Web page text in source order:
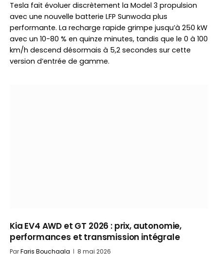
Tesla fait évoluer discrètement la Model 3 propulsion
avec une nouvelle batterie LFP Sunwoda plus
performante. La recharge rapide grimpe jusqu’à 250 kW
avec un 10-80 % en quinze minutes, tandis que le 0 à 100
km/h descend désormais à 5,2 secondes sur cette
version d’entrée de gamme.
Kia EV4 AWD et GT 2026 : prix, autonomie,
performances et transmission intégrale
ParFaris Bouchaala 8 mai 2026